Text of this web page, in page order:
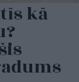
kā